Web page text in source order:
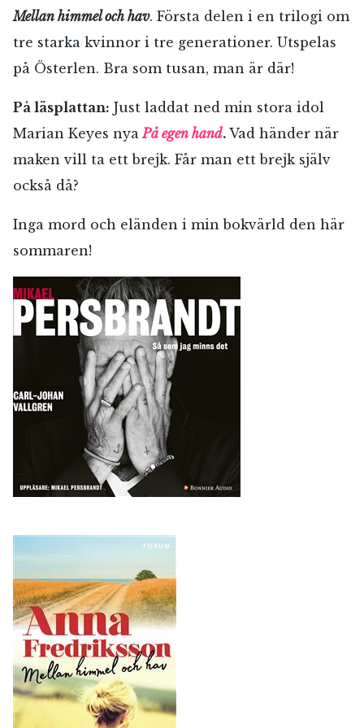
Mellan himmel och hav. Första delen i en trilogi om
tre starka kvinnor i tre generationer. Utspelas
på Österlen. Bra som tusan, man är där!
På läsplattan: Just laddat ned min stora idol
Marian Keyes nya På egen hand. Vad händer när
maken vill ta ett brejk. Får man ett brejk själv
också då?
Inga mord och eländen i min bokvärld den här
sommaren!